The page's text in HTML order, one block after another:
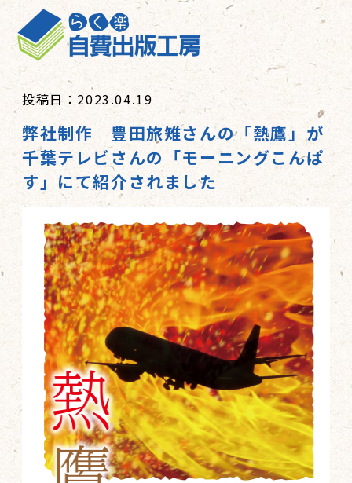
投稿日：2023.04.19
弊社制作 豊田旅雉さんの「熱鷹」が
千葉テレビさんの「モーニングこんぱ
す」にて紹介されました